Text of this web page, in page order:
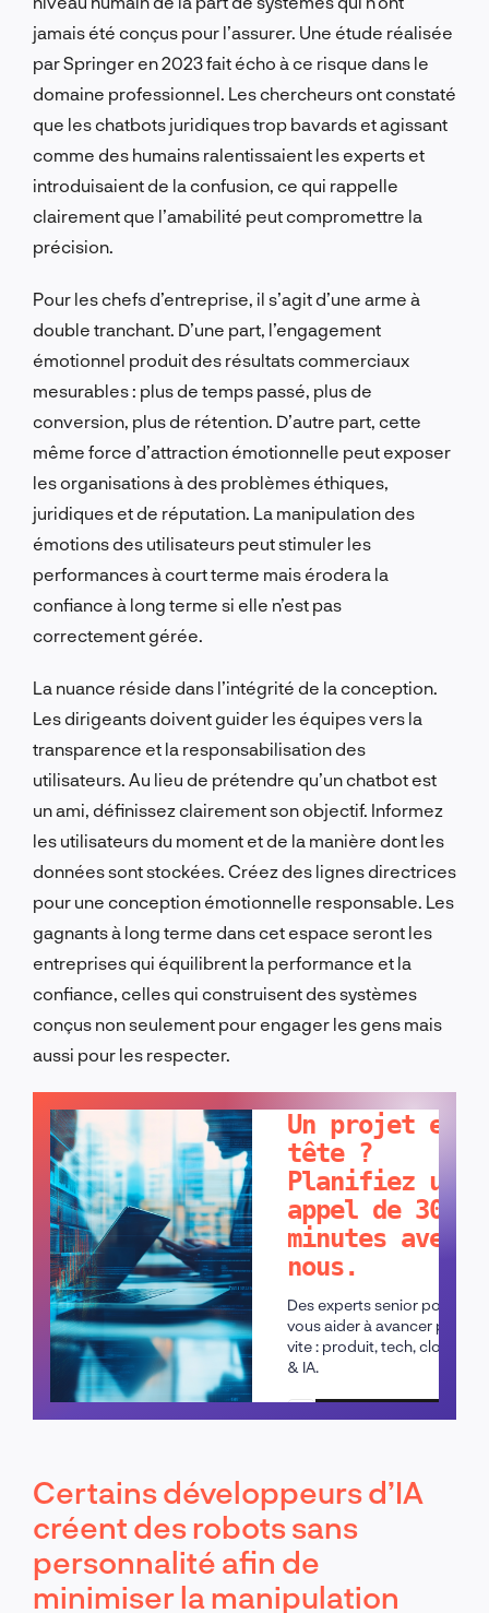
jamais été conçus pour l’assurer. Une étude réalisée
par Springer en 2023 fait écho à ce risque dans le
domaine professionnel. Les chercheurs ont constaté
que les chatbots juridiques trop bavards et agissant
comme des humains ralentissaient les experts et
introduisaient de la confusion, ce qui rappelle
clairement que l’amabilité peut compromettre la
précision.
Pour les chefs d’entreprise, il s’agit d’une arme à
double tranchant. D’une part, l’engagement
émotionnel produit des résultats commerciaux
mesurables : plus de temps passé, plus de
conversion, plus de rétention. D’autre part, cette
même force d’attraction émotionnelle peut exposer
les organisations à des problèmes éthiques,
juridiques et de réputation. La manipulation des
émotions des utilisateurs peut stimuler les
performances à court terme mais érodera la
confiance à long terme si elle n’est pas
correctement gérée.
La nuance réside dans l’intégrité de la conception.
Les dirigeants doivent guider les équipes vers la
transparence et la responsabilisation des
utilisateurs. Au lieu de prétendre qu’un chatbot est
un ami, définissez clairement son objectif. Informez
les utilisateurs du moment et de la manière dont les
données sont stockées. Créez des lignes directrices
pour une conception émotionnelle responsable. Les
gagnants à long terme dans cet espace seront les
entreprises qui équilibrent la performance et la
confiance, celles qui construisent des systèmes
conçus non seulement pour engager les gens mais
aussi pour les respecter.
Un projet en
tête ?
Planifiez un
appel de 30
minutes avec
nous.
Des experts senior pour
vous aider à avancer plus
vite : produit, tech, cloud
& IA.
Planifier un appel
Certains développeurs d’IA
créent des robots sans
personnalité afin de
minimiser la manipulation